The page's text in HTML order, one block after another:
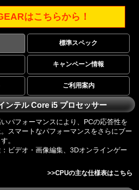
はこちらから！
標準スペック
キャンペーン情報
ご利用案内
ンテル Core i5 プロセッサー
パフォーマンスにより、PCの応答性を
スマートなパフォーマンスをさらにブー
。
ビデオ・画像編集、3Dオンラインゲー
>>CPUの主な仕様表はこちら